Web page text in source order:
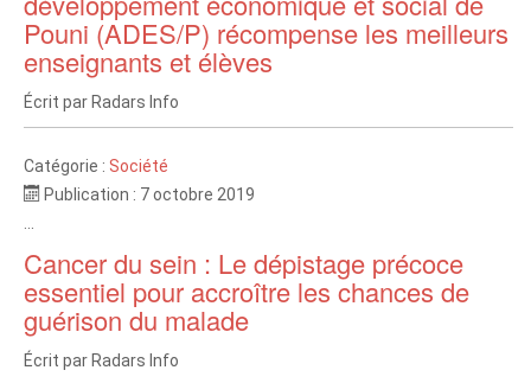
Pouni (ADES/P) récompense les meilleurs
enseignants et élèves
Écrit par Radars Info
Catégorie : Société
Publication : 7 octobre 2019
Cancer du sein : Le dépistage précoce
essentiel pour accroître les chances de
guérison du malade
Écrit par Radars Info